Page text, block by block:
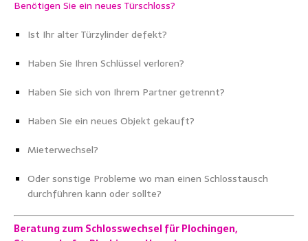
Benötigen Sie ein neues Türschloss?
Ist Ihr alter Türzylinder defekt?
Haben Sie Ihren Schlüssel verloren?
Haben Sie sich von Ihrem Partner getrennt?
Haben Sie ein neues Objekt gekauft?
Mieterwechsel?
Oder sonstige Probleme wo man einen Schlosstausch
durchführen kann oder sollte?
Beratung zum Schlosswechsel für Plochingen,